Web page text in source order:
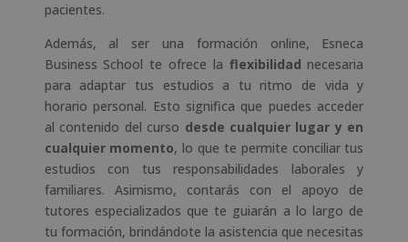
pacientes.
Además, al ser una formación online, Esneca
Business School te ofrece la flexibilidad necesaria
para adaptar tus estudios a tu ritmo de vida y
horario personal. Esto significa que puedes acceder
al contenido del curso desde cualquier lugar y en
cualquier momento, lo que te permite conciliar tus
estudios con tus responsabilidades laborales y
familiares. Asimismo, contarás con el apoyo de
tutores especializados que te guiarán a lo largo de
tu formación, brindándote la asistencia que necesitas